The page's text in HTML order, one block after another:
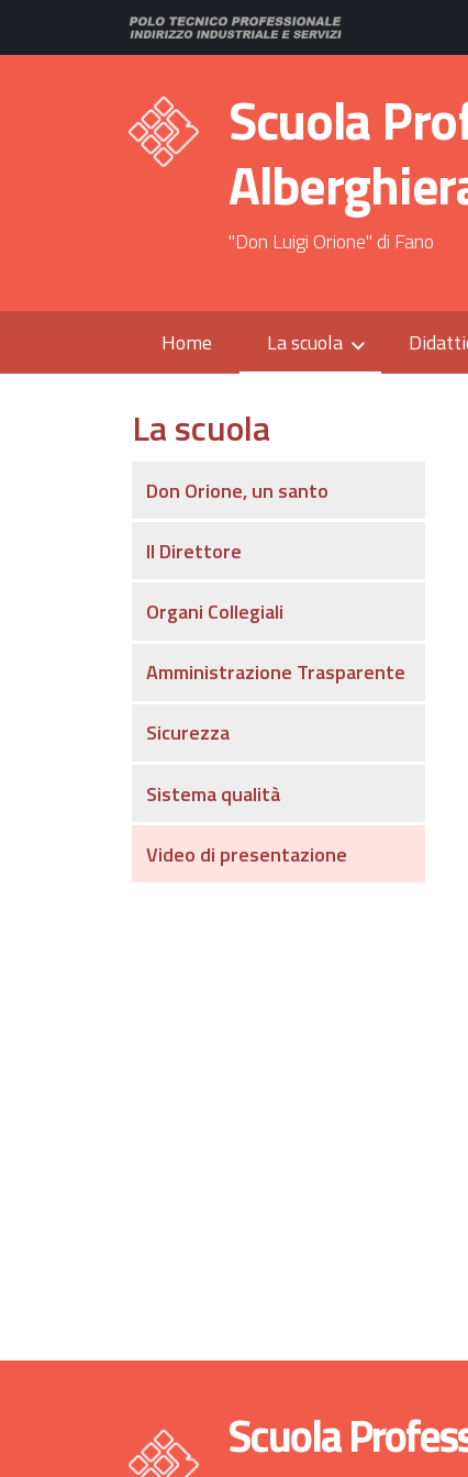
Scuola
"Don Luigi Orione" di Fano
Home La scuola
La scuola
Don Orione, un santo
Il Direttore
Organi Collegiali
Amministrazione Trasparente
Sicurezza
Sistema qualità
Video di presentazione
Scuola